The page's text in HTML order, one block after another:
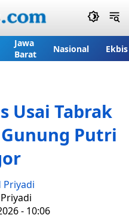
Jawa
Barat
Nasional Ekbis
Usai Tabrak
Putri
Priyadi
- 10:06